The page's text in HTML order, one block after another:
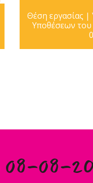
Θέση εργασίας |
Υποθέσεων
08-08-